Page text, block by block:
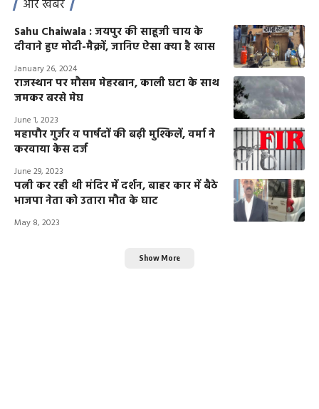
और खबरें
Sahu Chaiwala : जयपुर की साहूजी चाय के
दीवाने हुए मोदी-मैक्रों, जानिए ऐसा क्या है खास
January 26, 2024
राजस्थान पर मौसम मेहरबान, काली घटा के साथ
जमकर बरसे मेघ
June 1, 2023
महापौर गुर्जर व पार्षदों की बढ़ी मुश्किलें, वर्मा ने
करवाया केस दर्ज
June 29, 2023
पत्नी कर रही थी मंदिर में दर्शन, बाहर कार में बैठे
भाजपा नेता को उतारा मौत के घाट
May 8, 2023
Show More